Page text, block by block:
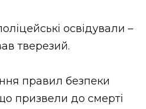
освідували –
тверезий.
правил безпеки
призвели до смерті